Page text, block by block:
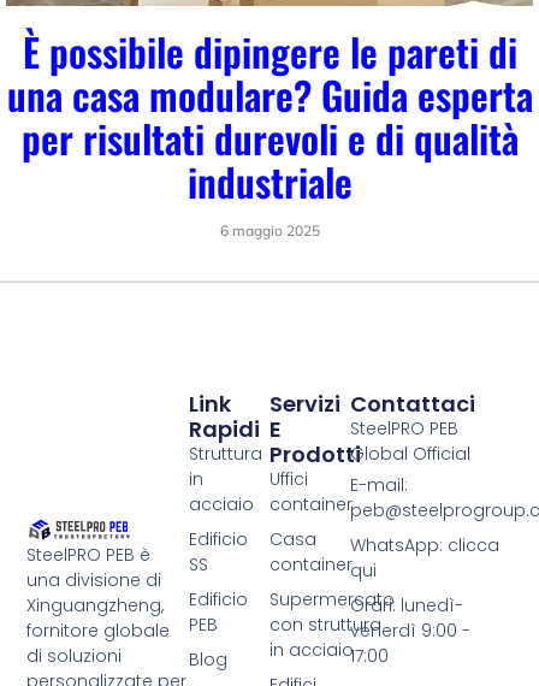
È possibile dipingere le pareti di
una casa modulare? Guida esperta
per risultati durevoli e di qualità
industriale
6 maggio 2025
SteelPRO PEB è
una divisione di
Xinguangzheng,
fornitore globale
di soluzioni
personalizzate per
Servizi
E
Prodotti
Uffici
container
Casa
container
Supermercato
con struttura
in acciaio
Link
Rapidi
Struttura
in
acciaio
Edificio
SS
Edificio
PEB
Blog
Contattaci
SteelPRO PEB
Global Official
E-mail:
WhatsApp: clicca
qui
Orari: lunedì-
venerdì 9:00 -
17:00